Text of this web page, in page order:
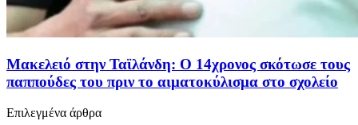
Μακελειό στην Ταϊλάνδη: Ο 14χρονος σκότωσε τους
παππούδες του πριν το αιματοκύλισμα στο σχολείο
Επιλεγμένα άρθρα